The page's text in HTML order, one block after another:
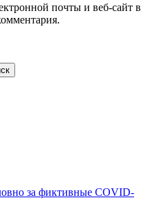
почты и веб-сайт в
за фиктивные COVID-